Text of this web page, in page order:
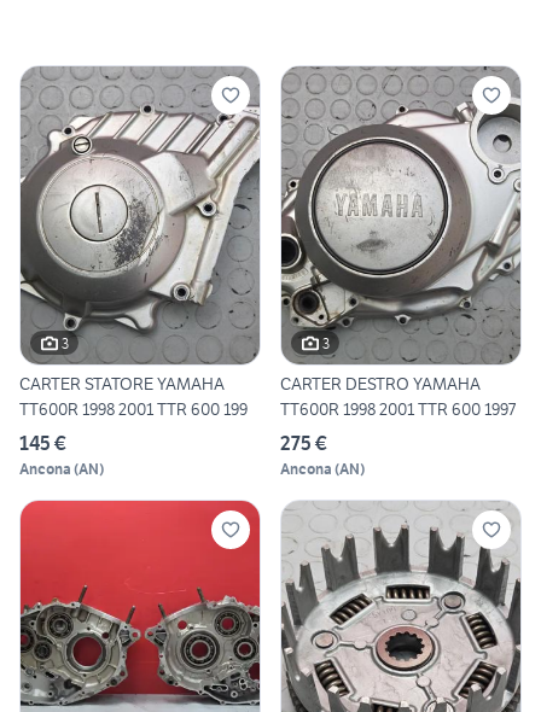
3
CARTER STATORE YAMAHA
TT600R 1998 2001 TTR 600 199
145 €
Ancona (AN)
3
CARTER DESTRO YAMAHA
TT600R 1998 2001 TTR 600 1997
275 €
Ancona (AN)